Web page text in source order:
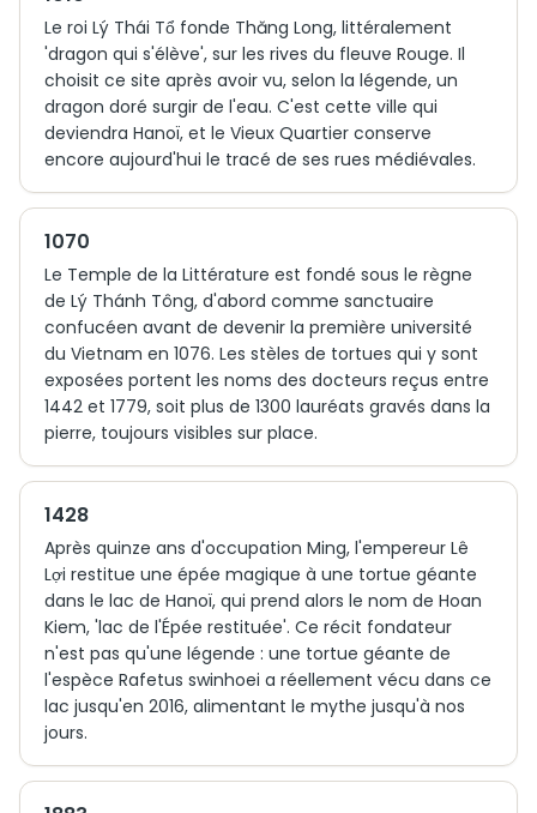
Le roi Lý Thái Tổ fonde Thăng Long, littéralement
'dragon qui s'élève', sur les rives du fleuve Rouge. Il
choisit ce site après avoir vu, selon la légende, un
dragon doré surgir de l'eau. C'est cette ville qui
deviendra Hanoï, et le Vieux Quartier conserve
encore aujourd'hui le tracé de ses rues médiévales.
1070
Le Temple de la Littérature est fondé sous le règne
de Lý Thánh Tông, d'abord comme sanctuaire
confucéen avant de devenir la première université
du Vietnam en 1076. Les stèles de tortues qui y sont
exposées portent les noms des docteurs reçus entre
1442 et 1779, soit plus de 1300 lauréats gravés dans la
pierre, toujours visibles sur place.
1428
Après quinze ans d'occupation Ming, l'empereur Lê
Lợi restitue une épée magique à une tortue géante
dans le lac de Hanoï, qui prend alors le nom de Hoan
Kiem, 'lac de l'Épée restituée'. Ce récit fondateur
n'est pas qu'une légende : une tortue géante de
l'espèce Rafetus swinhoei a réellement vécu dans ce
lac jusqu'en 2016, alimentant le mythe jusqu'à nos
jours.